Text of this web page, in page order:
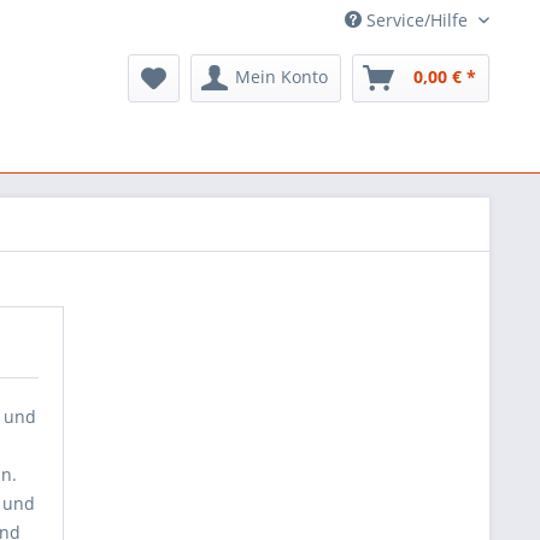
Service/Hilfe
Mein Konto 0,00 € *
und